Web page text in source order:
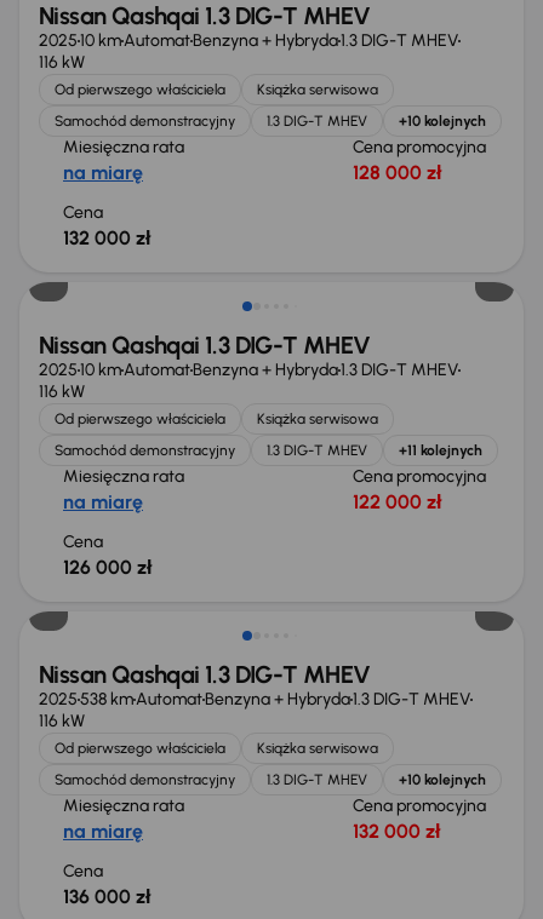
Nissan Qashqai 1.3 DIG-T MHEV
202510 kmAutomatBenzyna + Hybryda1.3 DIG-T MHEV
116 kW
Od pierwszego właściciela
Książka serwisowa
Samochód demonstracyjny
1.3 DIG-T MHEV +10 kolejnych
Miesięczna rata
na miarę
Cena promocyjna
128 000 zł
Cena
132 000 zł
Nissan Qashqai 1.3 DIG-T MHEV
202510 kmAutomatBenzyna + Hybryda1.3 DIG-T MHEV
116 kW
Od pierwszego właściciela
Książka serwisowa
Samochód demonstracyjny
1.3 DIG-T MHEV +11 kolejnych
Miesięczna rata
na miarę
Cena promocyjna
122 000 zł
Cena
126 000 zł
Świeżo skupione
Nissan Qashqai 1.3 DIG-T MHEV
2025538 kmAutomatBenzyna + Hybryda1.3 DIG-T MHEV
116 kW
Od pierwszego właściciela
Książka serwisowa
Samochód demonstracyjny
1.3 DIG-T MHEV +10 kolejnych
Miesięczna rata
na miarę
Cena promocyjna
132 000 zł
Cena
136 000 zł
Świeżo skupione